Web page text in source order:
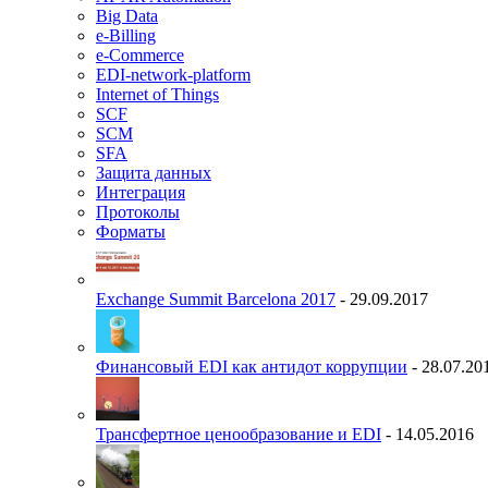
Big Data
e-Billing
e-Commerce
EDI-network-platform
Internet of Things
SCF
SCM
SFA
Защита данных
Интеграция
Протоколы
Форматы
Exchange Summit Barcelona 2017 - 29.09.2017
Финансовый EDI как антидот коррупции -
Трансфертное ценообразование и EDI - 14.05.2016